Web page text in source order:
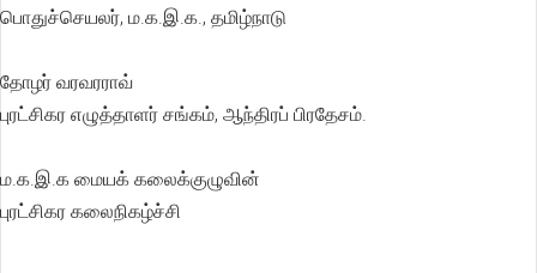
பொதுச்செயலர், ம.க.இ.க., தமிழ்நாடு
தோழர் வரவரராவ்
புரட்சிகர எழுத்தாளர் சங்கம், ஆந்திரப் பிரதேசம்.
ம.க.இ.க மையக் கலைக்குழுவின்
புரட்சிகர கலைநிகழ்ச்சி